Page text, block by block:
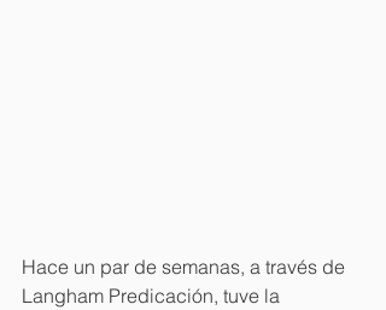
Hace un par de semanas, a través de
Langham Predicación, tuve la